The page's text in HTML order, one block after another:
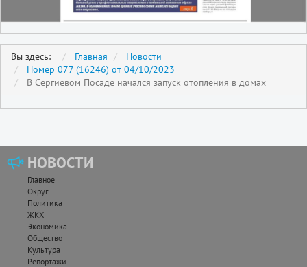
Вы здесь: Главная
Новости
Номер 077 (16246) от 04/10/2023
В Сергиевом Посаде начался запуск отопления в домах
НОВОСТИ
Главное
Округ
Политика
ЖКХ
Экономика
Общество
Культура
Репортажи